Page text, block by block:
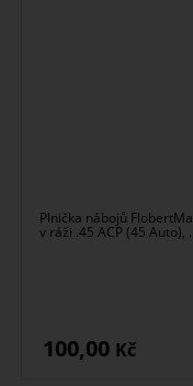
Plnička nábojů
v ráži .45 ACP (45 Auto),
100,00 Kč